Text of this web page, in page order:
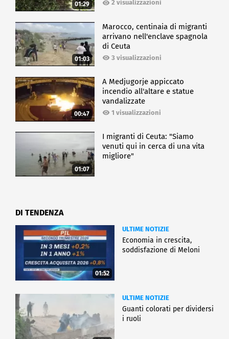
01:29 2 visualizzazioni
01:03
Marocco, centinaia di migranti
arrivano nell'enclave spagnola
di Ceuta
3 visualizzazioni
00:47
A Medjugorje appiccato
incendio all'altare e statue
vandalizzate
1 visualizzazioni
01:07
I migranti di Ceuta: "Siamo
venuti qui in cerca di una vita
migliore"
DI TENDENZA
01:52
ULTIME NOTIZIE
Economia in crescita,
soddisfazione di Meloni
ULTIME NOTIZIE
Guanti colorati per dividersi
i ruoli